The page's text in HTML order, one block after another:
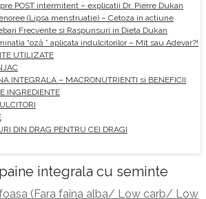
POST intermitent – explicatii Dr. Pierre Dukan
(Lipsa menstruatie) – Cetoza in actiune
Frecvente si Raspunsuri in Dieta Dukan
“oză ” aplicata indulcitorilor – Mit sau Adevar?!
UTILIZATE
INTEGRALA – MACRONUTRIENTI si BENEFICII
INGREDIENTE
DIN DRAG PENTRU CEI DRAGI
paine integrala cu seminte